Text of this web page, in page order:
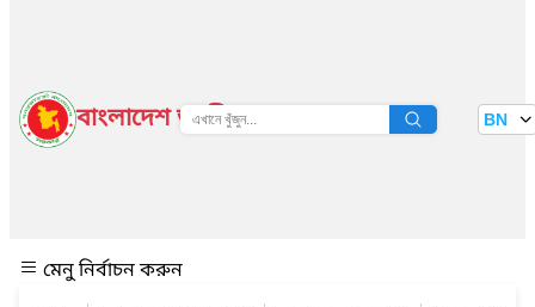
বাংলাদেশ জাতীয় তথ্য বাতায়ন BN
মেনু নির্বাচন করুন